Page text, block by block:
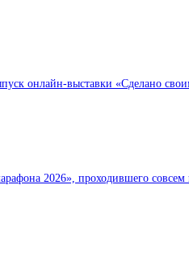
онлайн-выставки «Сделано
2026», проходившего совсем